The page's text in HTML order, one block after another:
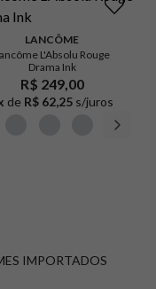
LANCÔME
L'Absolu Rouge
Drama Ink
R$ 249,00
de R$ 62,25 s/juros
IMPORTADOS